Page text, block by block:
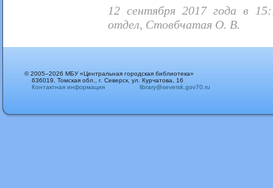
12 сентября 2017 года в
отдел, Стовбчатая О. В.
© 2005–2026 МБУ «Центральная городская библиотека»
636019, Томская обл., г. Северск, ул. Курчатова, 16
Контактная информация
library@seversk.gov70.ru